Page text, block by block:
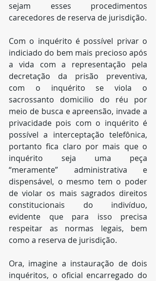
sejam esses procedimentos
carecedores de reserva de jurisdição.
Com o inquérito é possível privar o
indiciado do bem mais precioso após
a vida com a representação pela
decretação da prisão preventiva,
com o inquérito se viola o
sacrossanto domicilio do réu por
meio de busca e apreensão, invade a
privacidade pois com o inquérito é
possível a interceptação telefônica,
portanto fica claro por mais que o
inquérito seja uma peça
“meramente” administrativa e
dispensável, o mesmo tem o poder
de violar os mais sagrados direitos
constitucionais do indivíduo,
evidente que para isso precisa
respeitar as normas legais, bem
como a reserva de jurisdição.
Ora, imagine a instauração de dois
inquéritos, o oficial encarregado do